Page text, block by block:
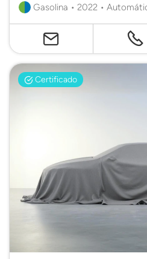
Gasolina • 2022 •
Certificado